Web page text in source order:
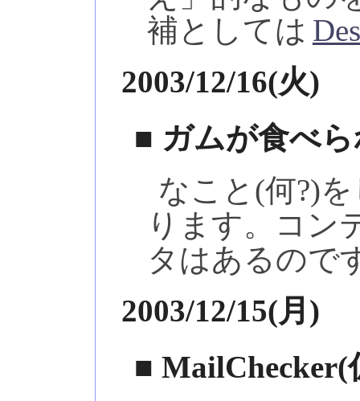
補としては
2003/12/16(火)
■ ガムが食べ
なこと(何?)
ります。コン
タはあるので
2003/12/15(月)
■ MailChecker(